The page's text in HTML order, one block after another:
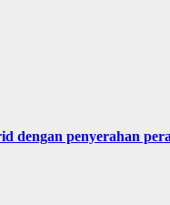
dengan penyerahan